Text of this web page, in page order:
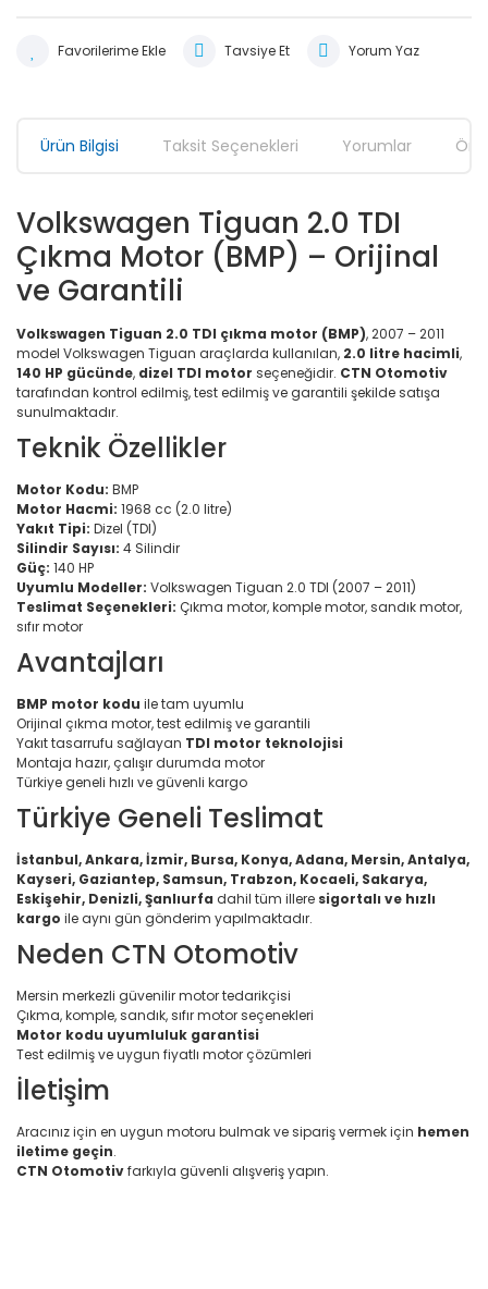
Tavsiye Et Yorum Yaz
Ürün Bilgisi Taksit Seçenekleri Yorumlar
Volkswagen Tiguan 2.0 TDI
Çıkma Motor (BMP) – Orijinal
ve Garantili
Volkswagen Tiguan 2.0 TDI çıkma motor (BMP), 2007 – 2011
model Volkswagen Tiguan araçlarda kullanılan, 2.0 litre hacimli,
140 HP gücünde, dizel TDI motor seçeneğidir. CTN Otomotiv
tarafından kontrol edilmiş, test edilmiş ve garantili şekilde satışa
sunulmaktadır.
Teknik Özellikler
Motor Kodu: BMP
Motor Hacmi: 1968 cc (2.0 litre)
Yakıt Tipi: Dizel (TDI)
Silindir Sayısı: 4 Silindir
Güç: 140 HP
Uyumlu Modeller: Volkswagen Tiguan 2.0 TDI (2007 – 2011)
Teslimat Seçenekleri: Çıkma motor, komple motor, sandık motor,
sıfır motor
Avantajları
BMP motor kodu ile tam uyumlu
Orijinal çıkma motor, test edilmiş ve garantili
Yakıt tasarrufu sağlayan TDI motor teknolojisi
Montaja hazır, çalışır durumda motor
Türkiye geneli hızlı ve güvenli kargo
Türkiye Geneli Teslimat
İstanbul, Ankara, İzmir, Bursa, Konya, Adana, Mersin, Antalya,
Kayseri, Gaziantep, Samsun, Trabzon, Kocaeli, Sakarya,
Eskişehir, Denizli, Şanlıurfa dahil tüm illere sigortalı ve hızlı
kargo ile aynı gün gönderim yapılmaktadır.
Neden CTN Otomotiv
Mersin merkezli güvenilir motor tedarikçisi
Çıkma, komple, sandık, sıfır motor seçenekleri
Motor kodu uyumluluk garantisi
Test edilmiş ve uygun fiyatlı motor çözümleri
İletişim
Aracınız için en uygun motoru bulmak ve sipariş vermek için hemen
iletime geçin.
CTN Otomotivfarkıyla güvenli alışveriş yapın.